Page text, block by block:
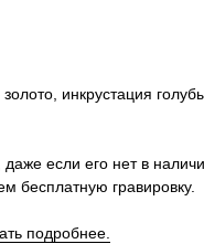
инкрустация
если его нет в
бесплатную гравировку.
подробнее.